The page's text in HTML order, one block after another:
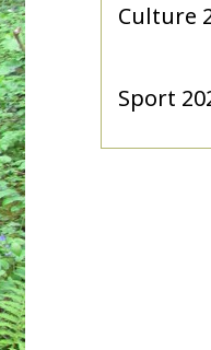
Culture
Sport